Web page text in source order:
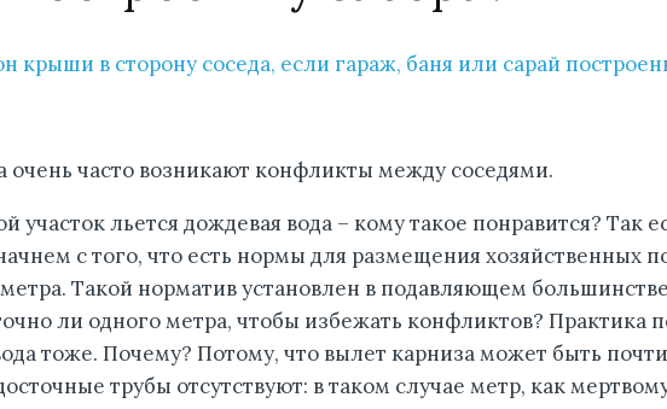
крыши в сторону соседа, если гараж, баня или сарай
очень часто возникают конфликты между соседями.
льется дождевая вода – кому такое понравится? Так
с того, что есть нормы для размещения хозяйственных
Такой норматив установлен в подавляющем
ли одного метра, чтобы избежать конфликтов? Практика
тоже. Почему? Потому, что вылет карниза может быть
трубы отсутствуют: в таком случае метр, как